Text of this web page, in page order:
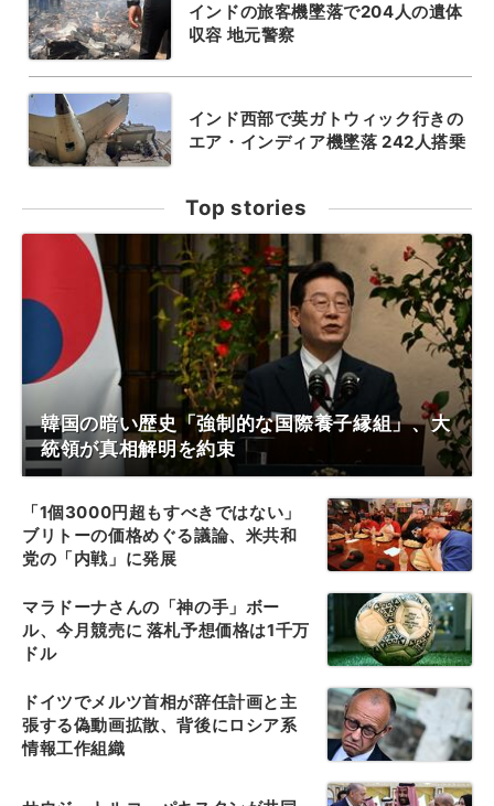
インドの旅客機墜落で204人の遺体
収容 地元警察
インド西部で英ガトウィック行きの
エア・インディア機墜落 242人搭乗
Top stories
韓国の暗い歴史「強制的な国際養子縁組」、大
統領が真相解明を約束
「1個3000円超もすべきではない」
ブリトーの価格めぐる議論、米共和
党の「内戦」に発展
マラドーナさんの「神の手」ボー
ル、今月競売に 落札予想価格は1千万
ドル
ドイツでメルツ首相が辞任計画と主
張する偽動画拡散、背後にロシア系
情報工作組織